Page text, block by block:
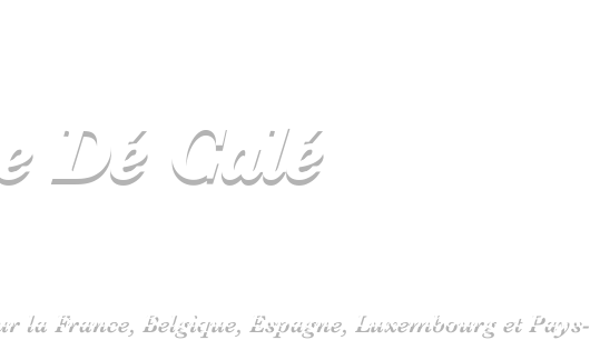
DéCalé
la France, Belgique, Espagne, Luxembourg et Pays-